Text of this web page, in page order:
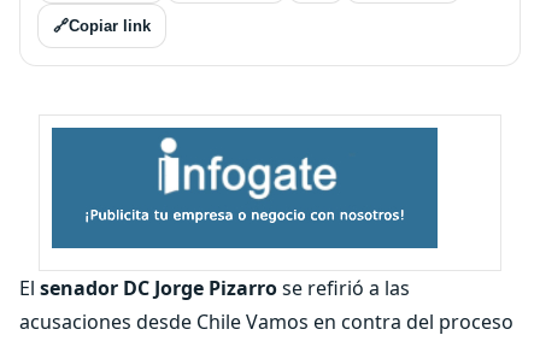
🔗Copiar link
El senador DC Jorge Pizarrose refirió a las
acusaciones desde Chile Vamos en contra del proceso